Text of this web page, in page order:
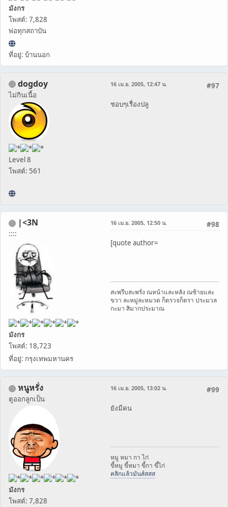
มังกร
โพสต์: 7,828
พ่อทุกสถาบัน
ที่อยู่: บ้านนอก
dogdoy
ไม่กินเนื้อ
Level 8
โพสต์: 561
#97
16 เม.ย. 2005, 12:47 น.
ชอบๆเรื่องปลู
|<3N
::::
มังกร
โพสต์: 18,723
ที่อยู่: กรุงเทพมหานคร
#98
16 เม.ย. 2005, 12:50 น.
[quote author=
สะพรึบสะพรั่ง ณหน้าและหลัง ณซ้ายและ
ขวา ละหมู่ละหมวด ก็ตรวจก็ตรา ประมวล
กะมา สิมากประมาณ
หนูหรั่ง
ตูออกลูกเป็น
มังกร
โพสต์: 7,828
#99
16 เม.ย. 2005, 13:02 น.
ยังมีคน
หมู หมา กา ไก่
ขี้หมู ขี้หมา ขี้กา ขึ้ไก่
คลิกแล้วมันส์สสส